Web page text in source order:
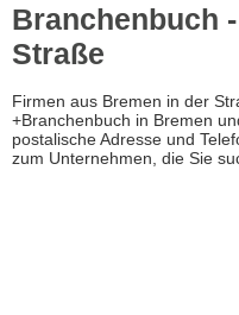
Branchenbuch
Straße
Firmen aus Bremen in der
+Branchenbuch in Bremen
postalische Adresse und
zum Unternehmen, die Sie